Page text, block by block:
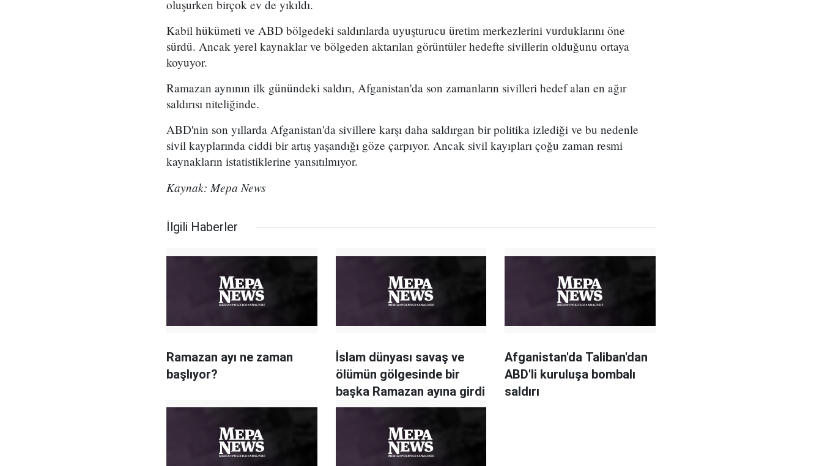
oluşurken birçok ev de yıkıldı.
Kabil hükümeti ve ABD bölgedeki saldırılarda uyuşturucu üretim merkezlerini vurduklarını öne
sürdü. Ancak yerel kaynaklar ve bölgeden aktarılan görüntüler hedefte sivillerin olduğunu ortaya
koyuyor.
Ramazan aynının ilk günündeki saldırı, Afganistan'da son zamanların sivilleri hedef alan en ağır
saldırısı niteliğinde.
ABD'nin son yıllarda Afganistan'da sivillere karşı daha saldırgan bir politika izlediği ve bu nedenle
sivil kayplarında ciddi bir artış yaşandığı göze çarpıyor. Ancak sivil kayıpları çoğu zaman resmi
kaynakların istatistiklerine yansıtılmıyor.
Kaynak: Mepa News
İlgili Haberler
Ramazan ayı ne zaman
başlıyor?
İslam dünyası savaş ve
ölümün gölgesinde bir
başka Ramazan ayına girdi
Afganistan'da Taliban'dan
ABD'li kuruluşa bombalı
saldırı